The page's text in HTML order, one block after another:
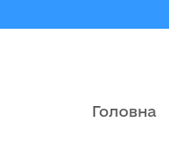
Головна